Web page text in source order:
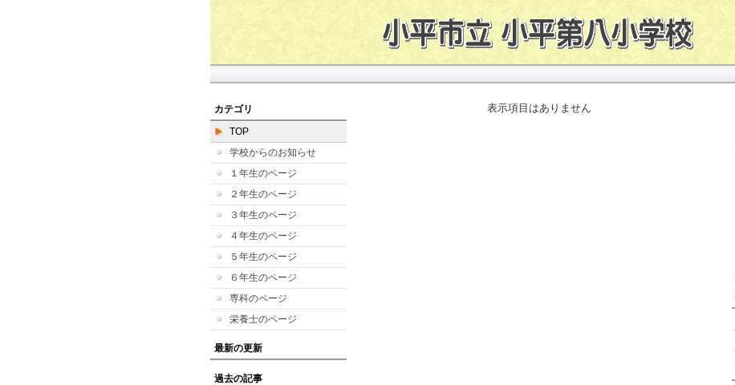
カテゴリ
TOP
学校からのお知らせ
１年生のページ
２年生のページ
３年生のページ
４年生のページ
５年生のページ
６年生のページ
専科のページ
栄養士のページ
最新の更新
過去の記事
表示項目はありません